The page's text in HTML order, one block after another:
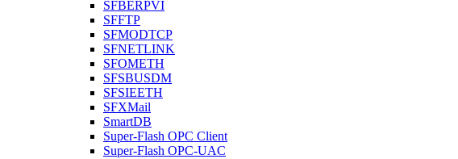
SFBERPVI
SFFTP
SFMODTCP
SFNETLINK
SFOMETH
SFSBUSDM
SFSIEETH
SFXMail
SmartDB
Super-Flash OPC Client
Super-Flash OPC-UAC